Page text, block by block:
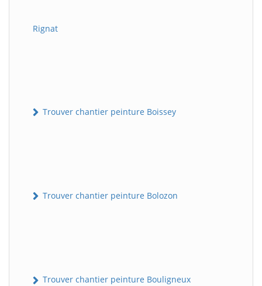
Rignat
Trouver chantier peinture Boissey
Trouver chantier peinture Bolozon
Trouver chantier peinture Bouligneux